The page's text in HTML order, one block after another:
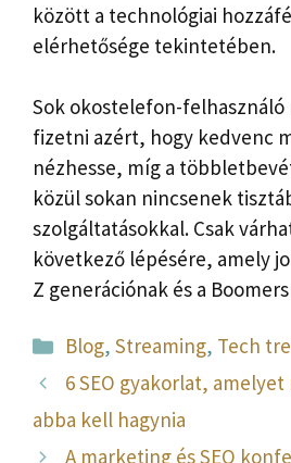
között a technológiai
elérhetősége tekintetében.
Sok okostelefon-felhasználó
fizetni azért, hogy kedvenc
nézhesse, míg a
közül sokan nincsenek
szolgáltatásokkal. Csak
következő lépésére, amely
Z generációnak és a
Kategória
Blog,Streaming, Tech
6 SEO gyakorlat,
abba kell hagynia
A marketing és SEO